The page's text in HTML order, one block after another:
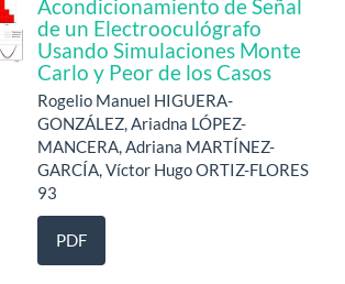
Acondicionamiento de Señal
de un Electrooculógrafo
Usando Simulaciones Monte
Carlo y Peor de los Casos
Rogelio Manuel HIGUERA-
GONZÁLEZ, Ariadna LÓPEZ-
MANCERA, Adriana MARTÍNEZ-
GARCÍA, Víctor Hugo ORTIZ-FLORES
93
PDF